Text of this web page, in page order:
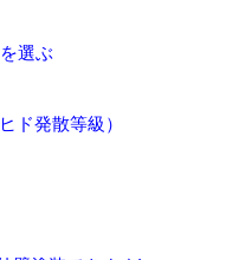
選ぶ
発散等級）